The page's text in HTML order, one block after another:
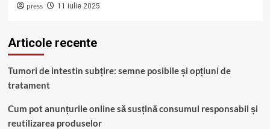
press 11 iulie 2025
Articole recente
Tumori de intestin subțire: semne posibile și opțiuni de
tratament
Cum pot anunțurile online să susțină consumul responsabil și
reutilizarea produselor